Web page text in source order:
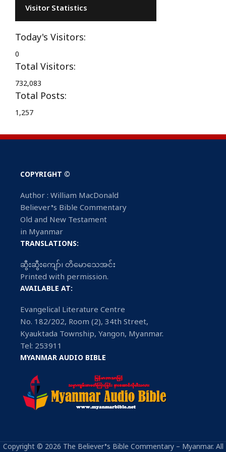
Visitor Statistics
Today's Visitors:
0
Total Visitors:
732,083
Total Posts:
1,257
COPYRIGHT ©
Author : William MacDonald
Believer’s Bible Commentary
Old and New Testament
in Myanmar
TRANSLATIONS:
ဆွီးဆွီးကျော်၊ တိမောသေအင်း
Printed with permission.
AVAILABLE AT:
Evangelical Literature Centre
No. 182/202, Room (2), 34th Street,
Kyauktada Township, Yangon, Myanmar.
Tel: 253911
MYANMAR AUDIO BIBLE
Copyright © 2026 The Believer’s Bible Commentary – Myanmar. All